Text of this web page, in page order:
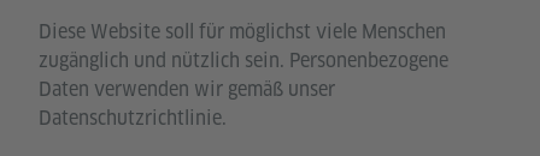
Diese Website soll für möglichst viele Menschen
zugänglich und nützlich sein. Personenbezogene
Daten verwenden wir gemäß unser
Datenschutzrichtlinie.